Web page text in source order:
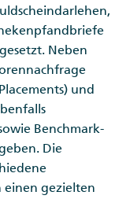
Neben
und
Benchmark-
Die
einen gezielten